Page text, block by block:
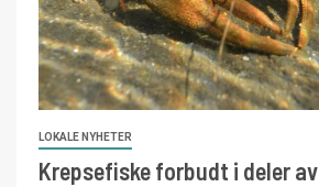
LOKALE NYHETER
Krepsefiske forbudt i deler av